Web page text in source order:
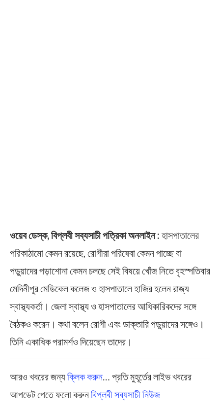
ওয়েব ডেস্ক, বিপ্লবী সব্যসাচী পত্রিকা অনলাইন : হাসপাতালের
পরিকাঠামো কেমন রয়েছে, রোগীরা পরিষেবা কেমন পাচ্ছে বা
পড়ুয়াদের পড়াশোনা কেমন চলছে সেই বিষয়ে খোঁজ নিতে বৃহস্পতিবার
মেদিনীপুর মেডিকেল কলেজ ও হাসপাতালে হাজির হলেন রাজ্য
স্বাস্থ্যকর্তা। জেলা স্বাস্থ্য ও হাসপাতালের আধিকারিকদের সঙ্গে
বৈঠকও করেন। কথা বলেন রোগী এবং ডাক্তারি পড়ুয়াদের সঙ্গেও।
তিনি একাধিক পরামর্শও দিয়েছেন তাদের।
আরও খবরের জন্যক্লিক করুন… প্রতি মুহূর্তের লাইভ খবরের
আপডেট পেতে ফলো করুনবিপ্লবী সব্যসাচী নিউজ